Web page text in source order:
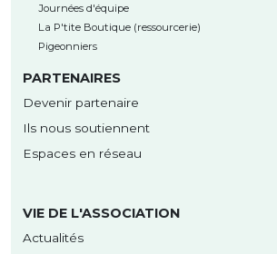
Journées d'équipe
La P'tite Boutique (ressourcerie)
Pigeonniers
PARTENAIRES
Devenir partenaire
Ils nous soutiennent
Espaces en réseau
VIE DE L'ASSOCIATION
Actualités